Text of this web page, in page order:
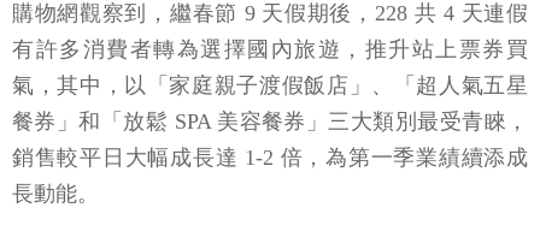
購物網觀察到，繼春節 9 天假期後，228 共 4 天連假
有許多消費者轉為選擇國內旅遊，推升站上票券買
氣，其中，以「家庭親子渡假飯店」、「超人氣五星
餐券」和「放鬆 SPA 美容餐券」三大類別最受青睞，
銷售較平日大幅成長達 1-2 倍，為第一季業績續添成
長動能。